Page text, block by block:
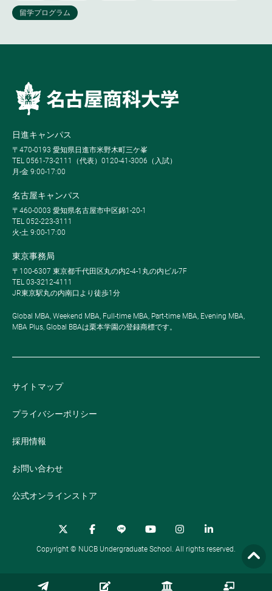
日進キャンパス
〒470-0193 愛知県日進市米野木町三ケ峯
TEL 0561-73-2111（代表）0120-41-3006（入試）
月-金 9:00-17:00
名古屋キャンパス
〒460-0003 愛知県名古屋市中区錦1-20-1
TEL 052-223-3111
火-土 9:00-17:00
東京事務局
〒100-6307 東京都千代田区丸の内2-4-1丸の内ビル7F
TEL 03-3212-4111
JR東京駅丸の内南口より徒歩1分
Global MBA, Weekend MBA, Full-time MBA, Part-time MBA, Evening MBA,
MBA Plus, Global BBAは栗本学園の登録商標です。
サイトマップ
プライバシーポリシー
採用情報
お問い合わせ
公式オンラインストア
Copyright © NUCB Undergraduate School. All rights reserved.